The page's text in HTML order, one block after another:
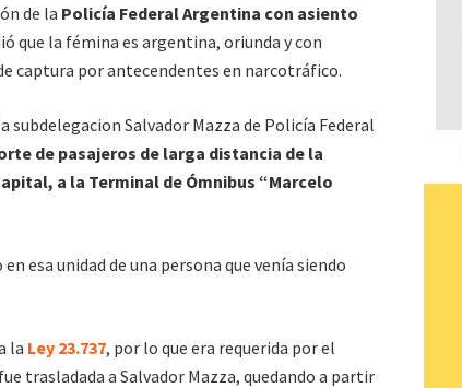
de la Policía Federal Argentina con asiento
que la fémina es argentina, oriunda y con
captura por antecendentes en narcotráfico.
Salvador Mazza de Policía Federal
de pasajeros de larga distancia de la
a la Terminal de Ómnibus “Marcelo
esa unidad de una persona que venía siendo
la Ley 23.737, por lo que era requerida por el
trasladada a Salvador Mazza, quedando a partir